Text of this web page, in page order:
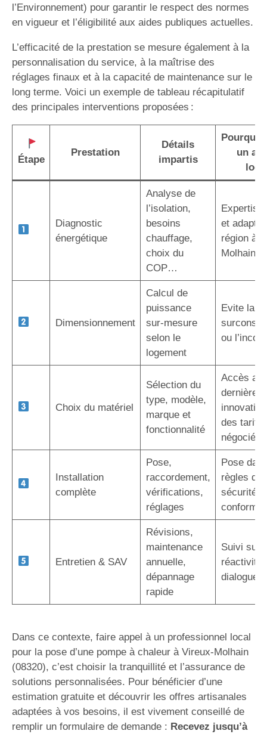
l’Environnement) pour garantir le respect des normes
en vigueur et l’éligibilité aux aides publiques actuelles.
L’efficacité de la prestation se mesure également à la
personnalisation du service, à la maîtrise des
réglages finaux et à la capacité de maintenance sur le
long terme. Voici un exemple de tableau récapitulatif
des principales interventions proposées :
Étape
Prestation
Détails
impartis
un
Diagnostic
énergétique
Analyse de
l’isolation,
besoins
chauffage,
choix du
COP…
Expertise
et
région à
Molhain
Dimensionnement
Calcul de
puissance
sur-mesure
selon le
logement
Evite la
ou
Choix du matériel
Sélection du
type, modèle,
marque et
fonctionnalité
Accès
dernières
des tarifs
négociés
Installation
complète
Pose,
raccordement,
vérifications,
réglages
Pose
règles de
sécurité
Entretien & SAV
Révisions,
maintenance
annuelle,
dépannage
rapide
Suivi sur
réactivité,
dialogue
Dans ce contexte, faire appel à un professionnel local
pour la pose d’une pompe à chaleur à Vireux-Molhain
(08320), c’est choisir la tranquillité et l’assurance de
solutions personnalisées. Pour bénéficier d’une
estimation gratuite et découvrir les offres artisanales
adaptées à vos besoins, il est vivement conseillé de
remplir un formulaire de demande : Recevez jusqu’à